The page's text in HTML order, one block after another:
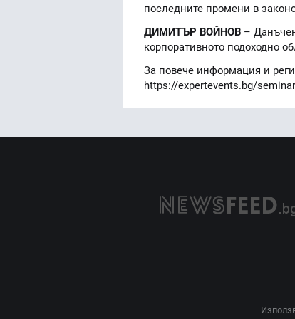
последните промени в
ДИМИТЪР ВОЙНОВ –
корпоративното подоходно
За повече информация и
https://expertevents.bg/